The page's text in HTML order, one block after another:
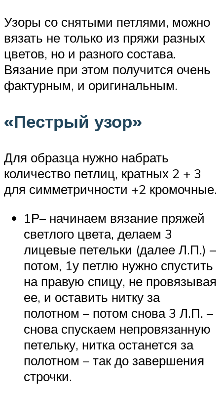
Узоры со снятыми петлями, можно
вязать не только из пряжи разных
цветов, но и разного состава.
Вязание при этом получится очень
фактурным, и оригинальным.
«Пестрый узор»
Для образца нужно набрать
количество петлиц, кратных 2 + 3
для симметричности +2 кромочные.
1Р– начинаем вязание пряжей
светлого цвета, делаем 3
лицевые петельки (далее Л.П.) –
потом, 1у петлю нужно спустить
на правую спицу, не провязывая
ее, и оставить нитку за
полотном – потом снова 3 Л.П. –
снова спускаем непровязанную
петельку, нитка останется за
полотном – так до завершения
строчки.